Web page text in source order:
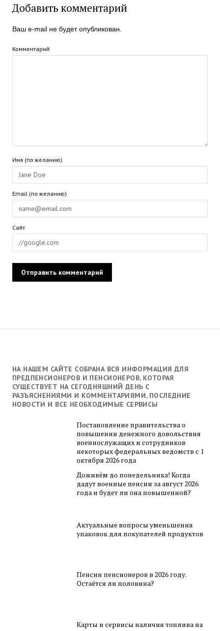
НА НАШЕМ САЙТЕ СОБРАНА ВСЯ ИНФОРМАЦИЯ ДЛЯ
ПРЕДПЕНСИОНЕРОВ И ПЕНСИОНЕРОВ, КОТОРАЯ
СУЩЕСТВУЕТ НА СЕГОДНЯШНИЙ ДЕНЬ С
РАЗЪЯСНЕНИЯМИ И КОММЕНТАРИЯМИ, ПОСЛЕДНИЕ
НОВОСТИ И ВСЕ НЕОБХОДИМЫЕ СЕРВИСЫ
Постановление правительства о
повышении денежного довольствия
военнослужащих и сотрудников
некоторых федеральных ведомств с 1
октября 2026 года
Доживём до понедельника! Когда
дадут военные пенсии за август 2026
года и будет ли она повышенной?
Актуальные вопросы уменьшения
упаковок для покупателей продуктов
Пенсии пенсионеров в 2026 году.
Остаётся ли половина?
Карты и сервисы наличия топлива на
Добавить комментарий
Ваш e-mail не будет опубликован.
Комментарий
Имя (по желанию)
Email (по желанию)
Сайт